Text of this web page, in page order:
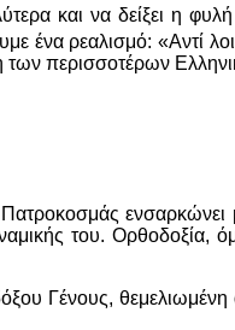
και να δείξει η
ένα ρεαλισμό: «Αντί
των περισσοτέρων
ενσαρκώνει
του. Ορθοδοξία,
Γένους,